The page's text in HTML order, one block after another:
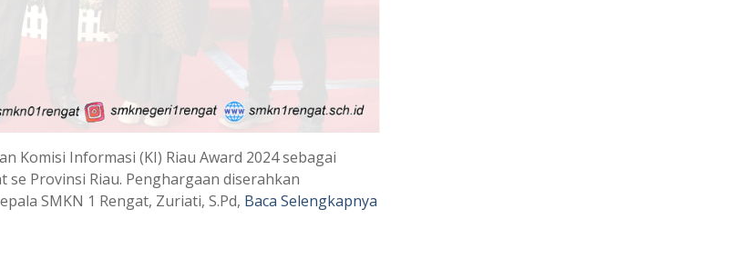
Komisi Informasi (KI) Riau Award 2024 sebagai
Provinsi Riau. Penghargaan diserahkan
SMKN 1 Rengat, Zuriati, S.Pd, Baca Selengkapnya